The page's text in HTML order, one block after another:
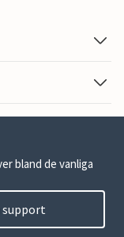
bland de vanliga
support